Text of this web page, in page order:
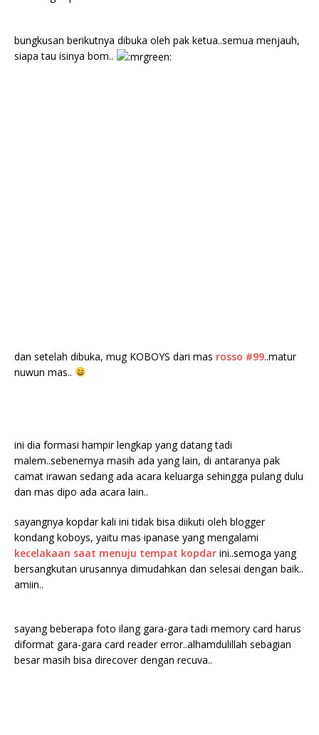
bungkusan berikutnya dibuka oleh pak ketua..semua menjauh,
siapa tau isinya bom..
dan setelah dibuka, mug KOBOYS dari mas rosso #99..matur
nuwun mas..
ini dia formasi hampir lengkap yang datang tadi
malem..sebenernya masih ada yang lain, di antaranya pak
camat irawan sedang ada acara keluarga sehingga pulang dulu
dan mas dipo ada acara lain..
sayangnya kopdar kali ini tidak bisa diikuti oleh blogger
kondang koboys, yaitu mas ipanase yang mengalami
kecelakaan saat menuju tempat kopdar ini..semoga yang
bersangkutan urusannya dimudahkan dan selesai dengan baik..
amiin..
sayang beberapa foto ilang gara-gara tadi memory card harus
diformat gara-gara card reader error..alhamdulillah sebagian
besar masih bisa direcover dengan recuva..